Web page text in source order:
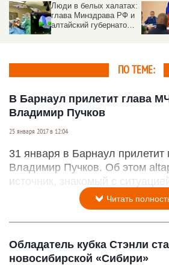
Люди в белых халатах:
глава Минздрава РФ и
алтайский губернатор
ПО ТЕМЕ:
В Барнаул прилетит глава
Владимир Пучков
25 января 2017 в 12:04
31 января в Барнаул
Владимир Пучков. Об этом
источник, знакомый с
Читать
Обладатель кубка Стэнли
новосибирской «Сибири»